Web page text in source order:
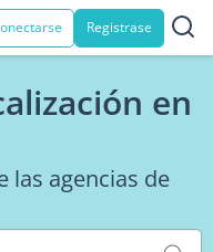
Registrase
en
las agencias de